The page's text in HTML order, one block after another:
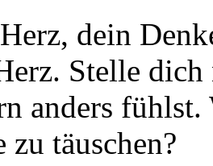
dein
Stelle
anders fühlst.
zu täuschen?